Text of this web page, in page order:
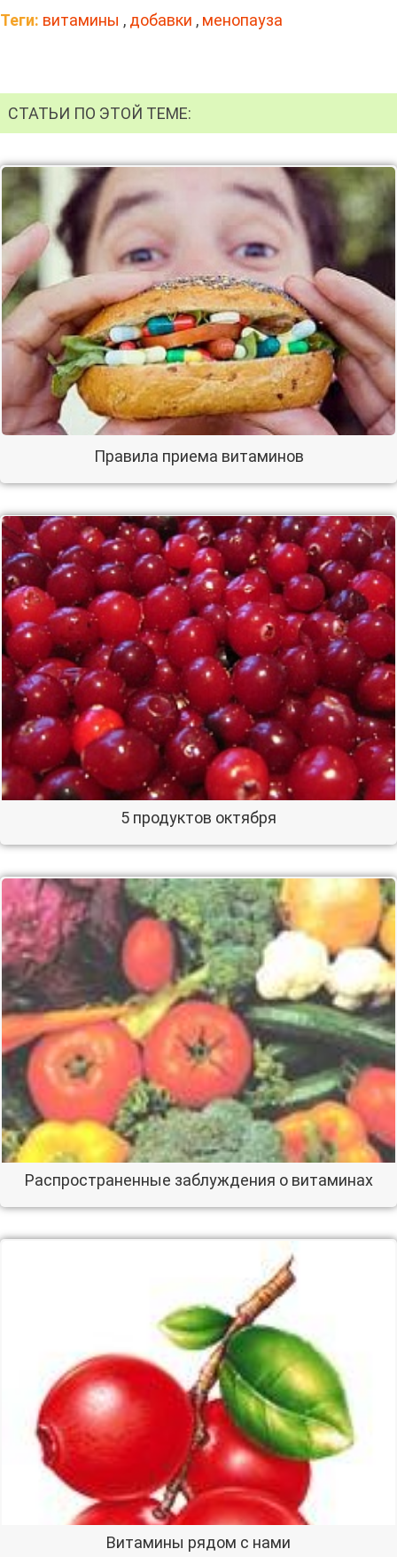
Теги: витамины , добавки , менопауза
СТАТЬИ ПО ЭТОЙ ТЕМЕ:
Правила приема витаминов
5 продуктов октября
Распространенные заблуждения о витаминах
Витамины рядом с нами